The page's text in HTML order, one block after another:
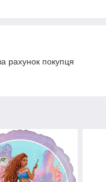
рахунок покупця